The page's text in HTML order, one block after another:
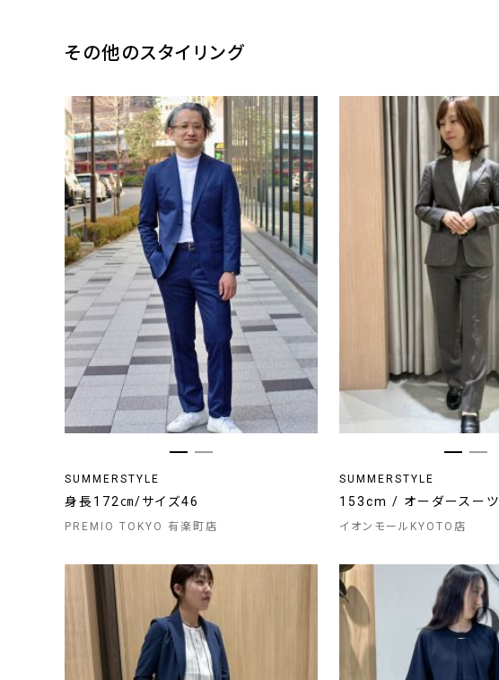
その他のスタイリング
SUMMERSTYLE
身長172㎝/サイズ46
PREMIO TOKYO 有楽町店
SUMMERSTYLE
153cm / オーダースーツ
イオンモールKYOTO店